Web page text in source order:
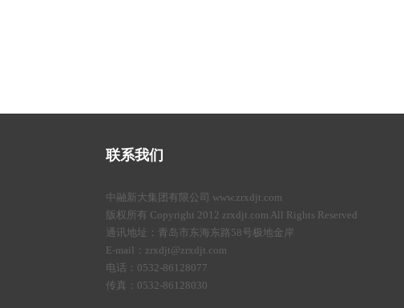
联系我们
中融新大集团有限公司 www.zrxdjt.com
版权所有 Copyright 2012 zrxdjt.com All Rights Reserved
通讯地址：青岛市东海东路58号极地金岸
E-mail：zrxdjt@zrxdjt.com
电话：0532-86128077
传真：0532-86128030